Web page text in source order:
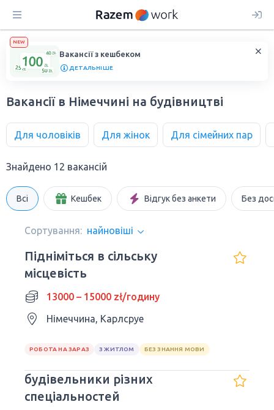
NEW
Вакансії з кешбеком
ДЕТАЛЬНІШЕ
Вакансії в Німеччині на будівництві
Для чоловіків Для жінок Для сімейних пар
Знайдено 12 вакансій
Всі Кешбек Відгук без анкети Без
Сортування: найновіші
Підніміться в сільську
місцевість
13000 – 15000 zł/годину
Німеччина, Карлсруе
РОБОТА НА ЗАРАЗ З ЖИТЛОМ БЕЗ ЗНАННЯ МОВИ
будівельники різних
спеціальностей